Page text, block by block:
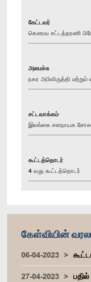
கேட்டவர்
கௌரவ சட்டத்தரணி
அமைச்சு
நகர அபிவிருத்தி மற்றும்
சட்டவாக்கம்
இலங்கை சனநாயக
கூட்டத்தொடர்
4 வது கூட்டத்தொடர்
கேள்வியின்
06-04-2023
27-04-2023